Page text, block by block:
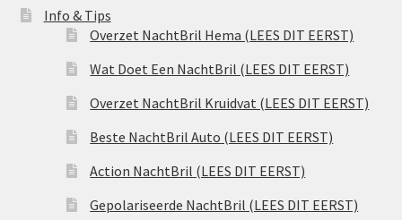
Info & Tips
Overzet NachtBril Hema (LEES DIT EERST)
Wat Doet Een NachtBril (LEES DIT EERST)
Overzet NachtBril Kruidvat (LEES DIT EERST)
Beste NachtBril Auto (LEES DIT EERST)
Action NachtBril (LEES DIT EERST)
Gepolariseerde NachtBril (LEES DIT EERST)